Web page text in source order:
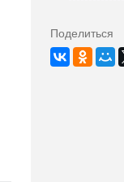
Поделиться